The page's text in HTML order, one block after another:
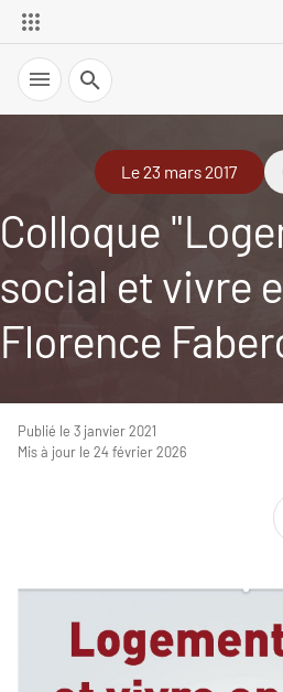
Recherche
Le 23 mars 2017
Colloque
social et vivre
Florence
Publié le 3 janvier 2021
Mis à jour le 24 février 2026